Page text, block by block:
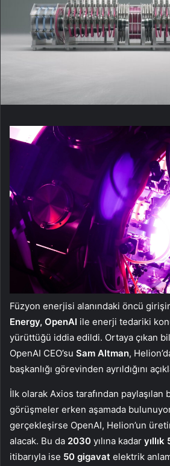
Füzyon enerjisi alanındaki öncü
Energy, OpenAI ile enerji tedariki
yürüttüğü iddia edildi. Ortaya çıkan
OpenAI CEO’su Sam Altman,
başkanlığı görevinden ayrıldığını
İlk olarak Axios tarafından paylaşılan
görüşmeler erken aşamada
gerçekleşirse OpenAI, Helion’un
alacak. Bu da 2030 yılına kadar
itibarıyla ise 50 gigavat elektrik